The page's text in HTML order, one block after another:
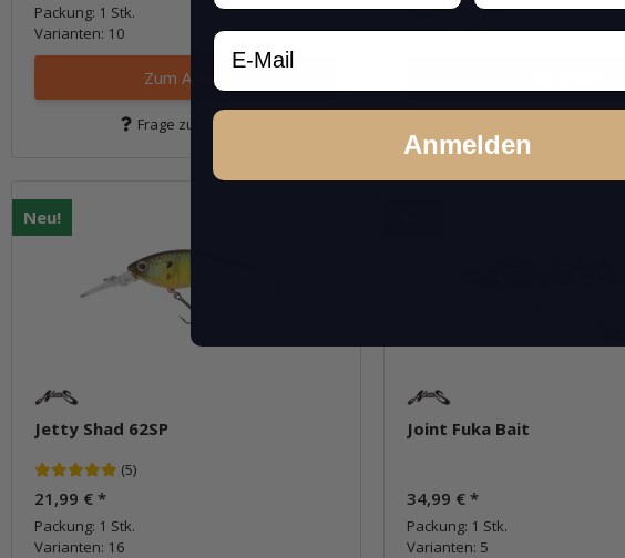
Packung: 1 Stk.
Varianten: 10
Zum Artikel
Frage zum Artikel
Packung: 1 Stk.
Varianten: 7
Neu!
Jetty Shad 62SP
(5)
21,99 € *
Packung: 1 Stk.
Varianten: 16
Joint Fuka Bait
34,99 € *
Packung: 1 Stk.
Varianten: 5
Email
Anmelden